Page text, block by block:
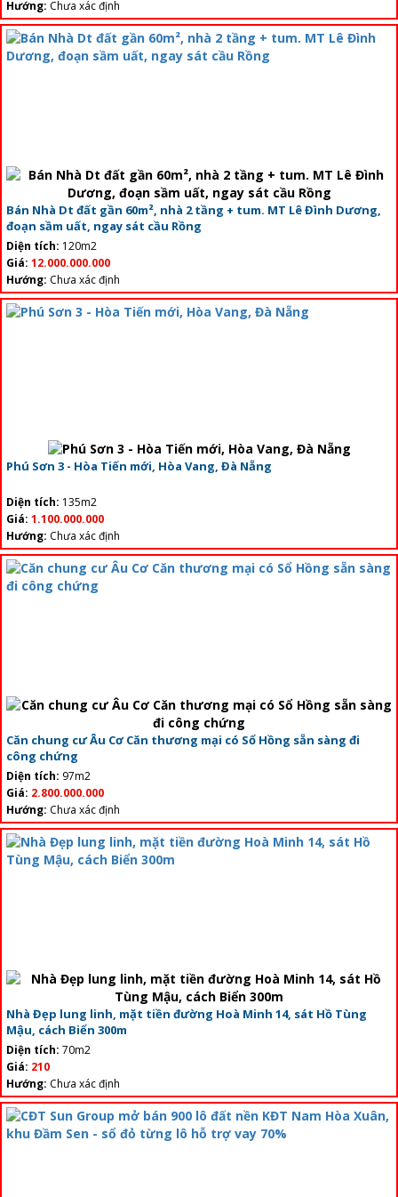
Hướng: Chưa xác định
Bán Nhà Dt đất gần 60m², nhà 2 tầng + tum. MT Lê Đình Dương,
đoạn sầm uất, ngay sát cầu Rồng
Diện tích: 120m2
Giá: 12.000.000.000
Hướng: Chưa xác định
Phú Sơn 3 - Hòa Tiến mới, Hòa Vang, Đà Nẵng
Diện tích: 135m2
Giá: 1.100.000.000
Hướng: Chưa xác định
Căn chung cư Âu Cơ Căn thương mại có Sổ Hồng sẵn sàng đi
công chứng
Diện tích: 97m2
Giá: 2.800.000.000
Hướng: Chưa xác định
Nhà Đẹp lung linh, mặt tiền đường Hoà Minh 14, sát Hồ Tùng
Mậu, cách Biển 300m
Diện tích: 70m2
Giá: 210
Hướng: Chưa xác định